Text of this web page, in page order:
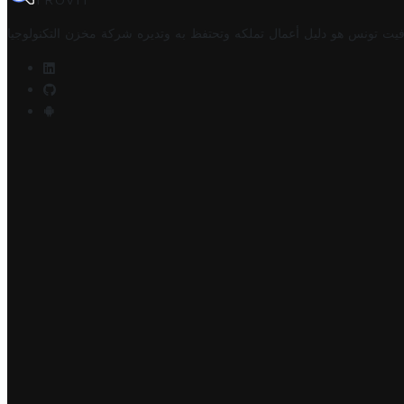
تونس هو دليل أعمال تملكه وتحتفظ به وتديره شركة مخزن التكنولوجيا